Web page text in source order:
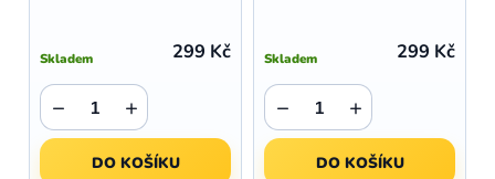
Skladem 299 Kč
+
−
DO KOŠÍKU
Skladem 299 Kč
+
−
DO KOŠÍKU